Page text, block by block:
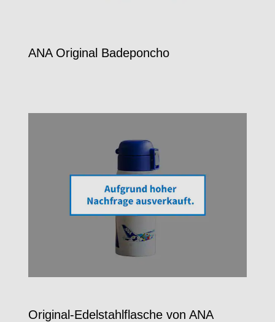
ANA Original Badeponcho
Original-Edelstahlflasche von ANA